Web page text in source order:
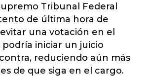
Tribunal Federal
de última hora de
una votación en el
iniciar un juicio
reduciendo aún más
de que siga en el cargo.